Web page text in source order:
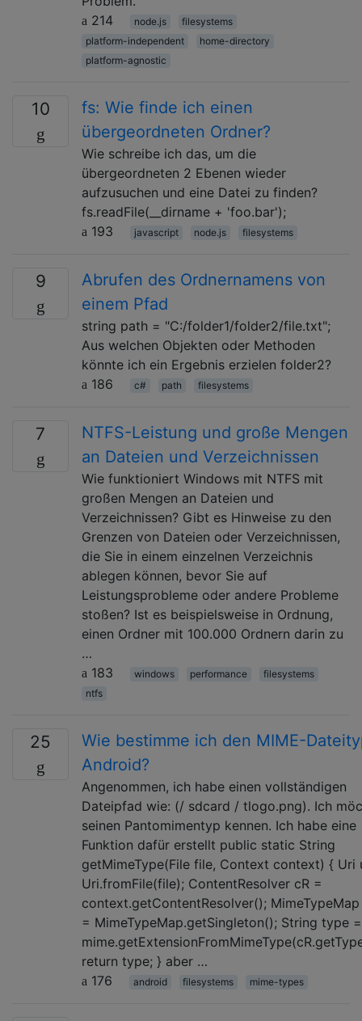
214
node.js
filesystems
platform-independent
home-directory
platform-agnostic
10
fs: Wie finde ich einen
übergeordneten Ordner?
Wie schreibe ich das, um die
übergeordneten 2 Ebenen wieder
aufzusuchen und eine Datei zu finden?
fs.readFile(__dirname + 'foo.bar');
193
javascript node.js filesystems
9
Abrufen des Ordnernamens von
einem Pfad
string path = "C:/folder1/folder2/file.txt";
Aus welchen Objekten oder Methoden
könnte ich ein Ergebnis erzielen folder2?
186
c# path filesystems
7
NTFS-Leistung und große Mengen
an Dateien und Verzeichnissen
Wie funktioniert Windows mit NTFS mit
großen Mengen an Dateien und
Verzeichnissen? Gibt es Hinweise zu den
Grenzen von Dateien oder Verzeichnissen,
die Sie in einem einzelnen Verzeichnis
ablegen können, bevor Sie auf
Leistungsprobleme oder andere Probleme
stoßen? Ist es beispielsweise in Ordnung,
einen Ordner mit 100.000 Ordnern darin zu
…
183
windows performance
filesystems
ntfs
25
Wie bestimme ich den MIME-
Android?
Angenommen, ich habe einen vollständigen
Dateipfad wie: (/ sdcard / tlogo.png). Ich
seinen Pantomimentyp kennen. Ich habe eine
Funktion dafür erstellt public static String
getMimeType(File file, Context context) { Uri
Uri.fromFile(file); ContentResolver cR =
context.getContentResolver();
= MimeTypeMap.getSingleton(); String type =
return type; } aber …
176
android filesystems mime-types